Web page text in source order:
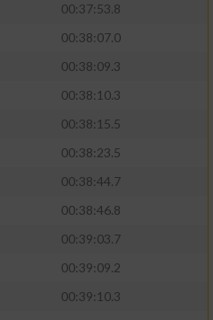
00:37:53.8
00:38:07.0
00:38:09.3
00:38:10.3
00:38:15.5
00:38:23.5
00:38:44.7
00:38:46.8
00:39:03.7
00:39:09.2
00:39:10.3